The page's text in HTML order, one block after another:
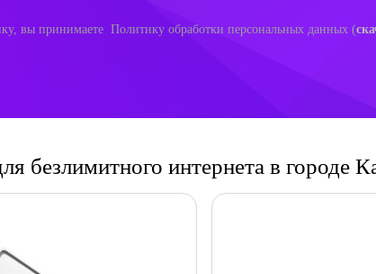
вы принимаете Политику обработки персональных данных (
безлимитного интернета в городе